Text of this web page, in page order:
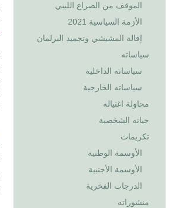
الموقف من الصراع الليبي
الأزمة السياسية 2021
إقالة المشيشي وتجميد البرلمان
سياساته
سياساته الداخلية
سياساته الخارجية
محاولة اغتياله
حياته الشخصية
تكريمات
الأوسمة الوطنية
الأوسمة الأجنبية
الدرجات الفخرية
منشوراته